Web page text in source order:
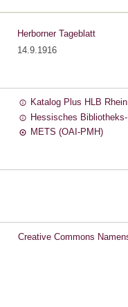
Herborner Tageblatt
14.9.1916
Katalog Plus HLB
Hessisches
METS (OAI-PMH)
Creative Commons